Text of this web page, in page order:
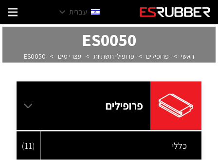
עברית
ES0050
ראשי > פרופילים > פרופילי תשתיות > עצרי מים >
ES0050
פרופילים
כללי (11)